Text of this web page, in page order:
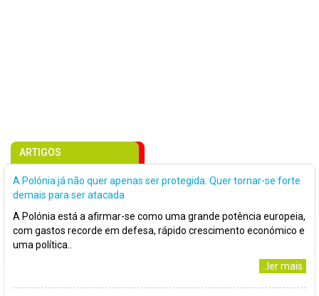
ARTIGOS
A Polónia já não quer apenas ser protegida. Quer tornar-se forte
demais para ser atacada
A Polónia está a afirmar-se como uma grande potência europeia,
com gastos recorde em defesa, rápido crescimento económico e
uma política..
..ler mais